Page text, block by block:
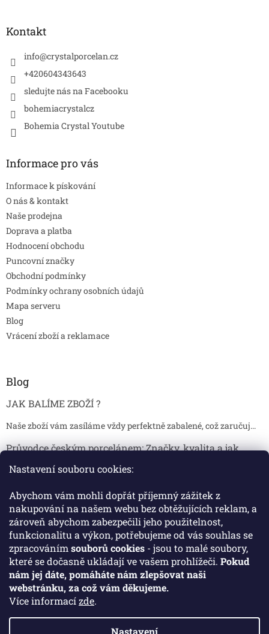
Nastavení souboru cookies:
Abychom vám mohli dopřát příjemný zážitek z
nakupování na našem webu bez obtěžujících reklam, a
zároveň abychom zabezpečili jeho použitelnost,
funkcionalitu a výkon, potřebujeme od vás souhlas se
zpracováním souborů cookies - jsou to malé soubory,
které se dočasně ukládají ve vašem prohlížeči. Pokud
nám jej dáte, pomáháte nám zlepšovat naši
webstránku, za což vám děkujeme.
Více informacízde.
Nastavení
Kontakt
info@crystalporcelan.cz
+420604343643
sledujte nás na Facebooku
bohemiacrystalcz
Bohemia Crystal Youtube
Informace pro vás
Informace k pískování
O nás & kontakt
Naše prodejna
Doprava a platba
Hodnocení obchodu
Puncovní značky
Obchodní podmínky
Podmínky ochrany osobních údajů
Mapa serveru
Blog
Vrácení zboží a reklamace
Blog
JAK BALÍME ZBOŽÍ ?
Naše zboží vám zasíláme vždy perfektně zabalené, což zaručuj...
Průvodce českým porcelánem: Značky, kvalita a jak
Jak skladovat broušené sklenice, aby se nepoškodily?
Broušené sklenice jsou symbolem elegance, tradice a luxusu. ...
Facebook